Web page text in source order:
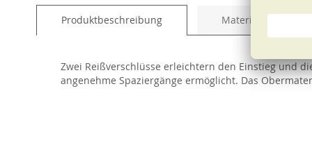
Produktbeschreibung Material und Pflege
Zwei Reißverschlüsse erleichtern den Einstieg und
angenehme Spaziergänge ermöglicht. Das